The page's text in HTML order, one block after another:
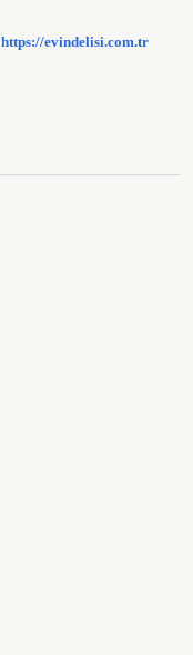
https://evindelisi.com.tr